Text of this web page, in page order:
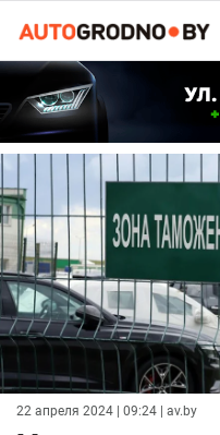
22 апреля 2024 | 09:24 | av.by